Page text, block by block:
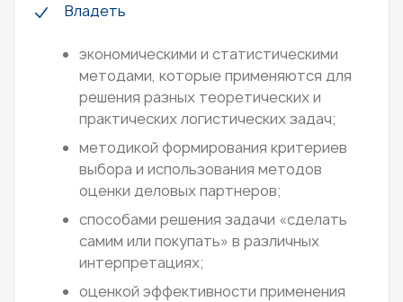
Владеть
экономическими и статистическими
методами, которые применяются для
решения разных теоретических и
практических логистических задач;
методикой формирования критериев
выбора и использования методов
оценки деловых партнеров;
способами решения задачи «сделать
самим или покупать» в различных
интерпретациях;
оценкой эффективности применения